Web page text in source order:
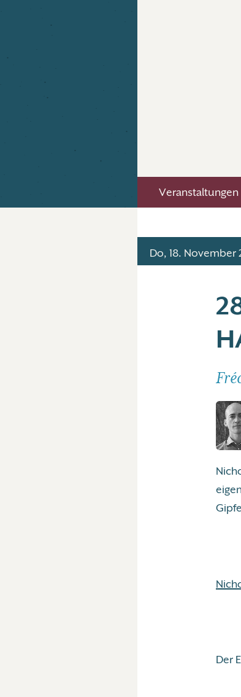
Veranstaltungen
Do, 18. November
Der